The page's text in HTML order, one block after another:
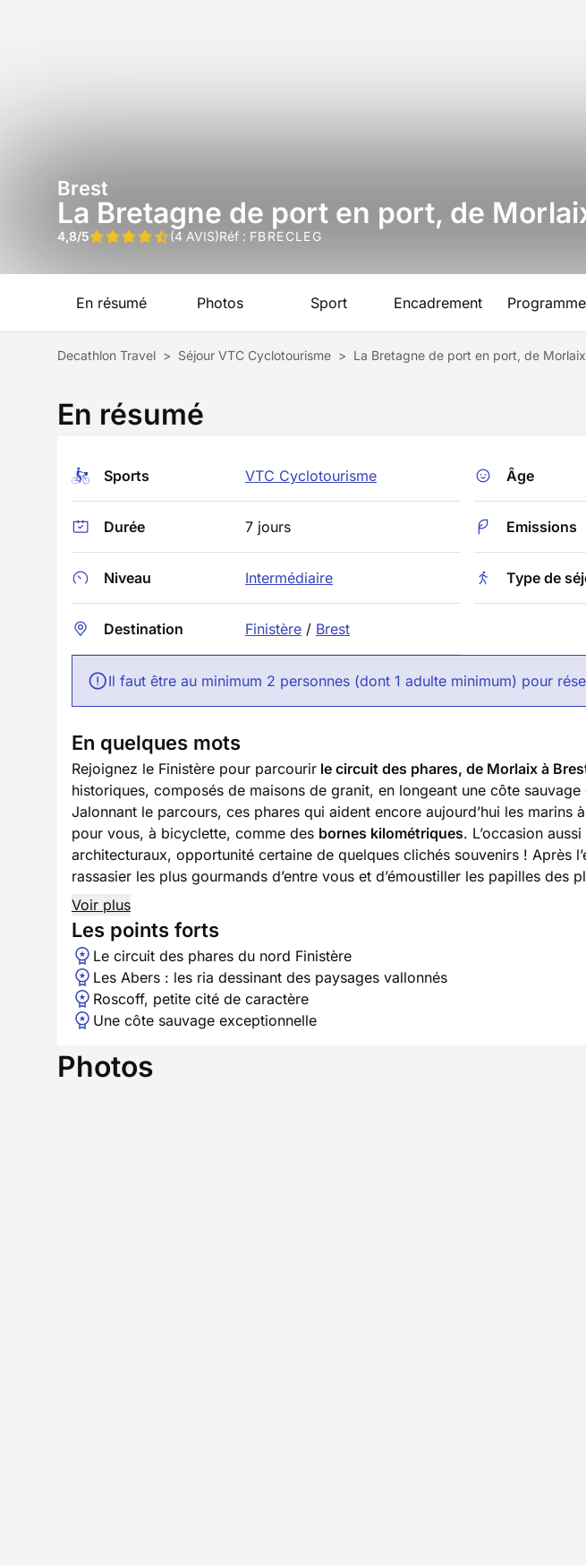
Brest
La Bretagne de port en port, de
4,8/5 (4 AVIS)Réf : FBRECLEG
En résumé Photos Sport Encadrement Programme
Decathlon Travel > Séjour VTC Cyclotourisme > La Bretagne de port en port, de
En résumé
Sports VTC Cyclotourisme
Durée 7 jours
Niveau Intermédiaire
Destination Finistère / Brest
Âge
Emissions
Type de
Il faut être au minimum 2 personnes (dont 1 adulte minimum) pour
En quelques mots
Rejoignez le Finistère pour parcourir le circuit des phares, de Morlaix à
historiques, composés de maisons de granit, en longeant une côte
Jalonnant le parcours, ces phares qui aident encore aujourd’hui les marins
pour vous, à bicyclette, comme des bornes kilométriques. L’occasion
architecturaux, opportunité certaine de quelques clichés souvenirs ! Après
rassasier les plus gourmands d’entre vous et d’émoustiller les papilles des
Voir plus
Les points forts
Le circuit des phares du nord Finistère
Les Abers : les ria dessinant des paysages vallonnés
Roscoff, petite cité de caractère
Une côte sauvage exceptionnelle
Photos